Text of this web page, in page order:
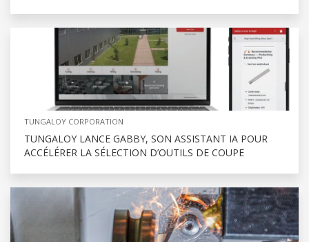
TUNGALOY CORPORATION
TUNGALOY LANCE GABBY, SON ASSISTANT IA POUR
ACCÉLÉRER LA SÉLECTION D’OUTILS DE COUPE